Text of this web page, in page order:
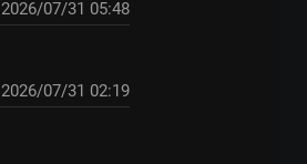
2026/07/31 05:48
2026/07/31 02:19